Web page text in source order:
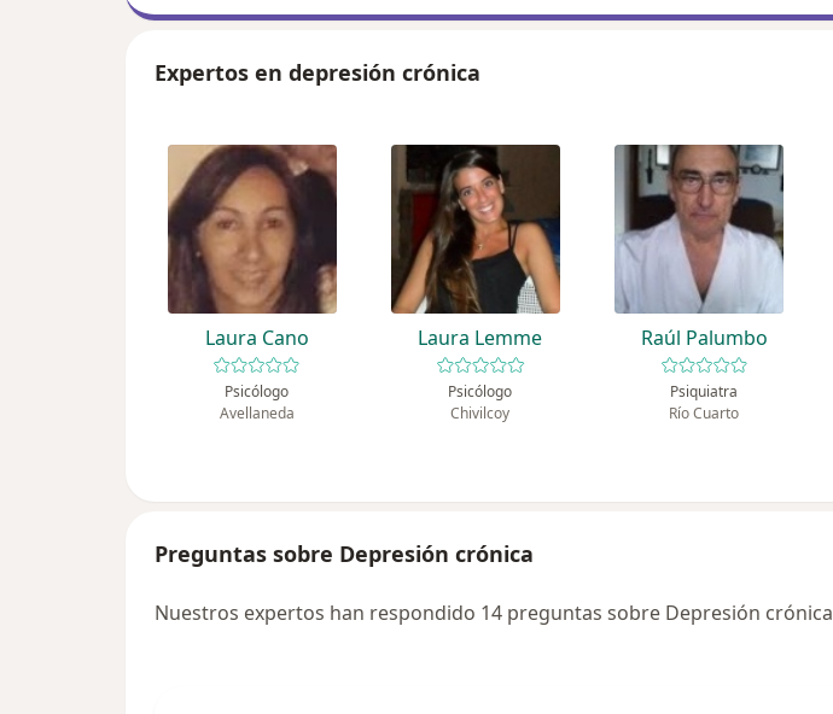
Expertos en depresión crónica
Laura Cano
Psicólogo
Avellaneda
Laura Lemme
Psicólogo
Chivilcoy
Raúl Palumbo
Psiquiatra
Río Cuarto
Preguntas sobre Depresión crónica
Nuestros expertos han respondido 14 preguntas sobre Depresión crónica